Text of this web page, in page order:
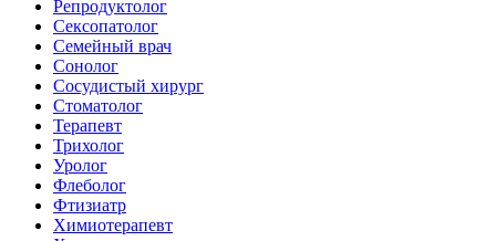
Репродуктолог
Сексопатолог
Семейный врач
Сонолог
Сосудистый хирург
Стоматолог
Терапевт
Трихолог
Уролог
Флеболог
Фтизиатр
Химиотерапевт